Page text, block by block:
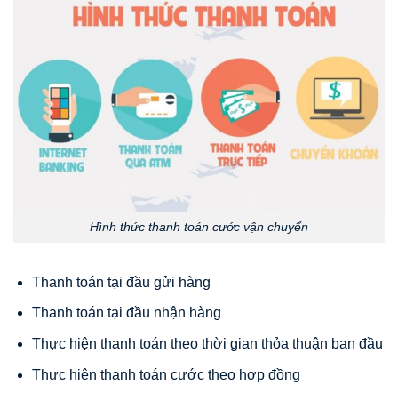
Hình thức thanh toán cước vận chuyển
Thanh toán tại đầu gửi hàng
Thanh toán tại đầu nhận hàng
Thực hiện thanh toán theo thời gian thỏa thuận ban đầu
Thực hiện thanh toán cước theo hợp đồng